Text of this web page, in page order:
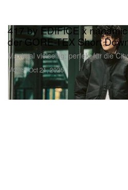
Mode
417 by EDIFICE x
der GORE-TEX Short
Maximal vielseitig: perfekt für die
Oct 21, 2025